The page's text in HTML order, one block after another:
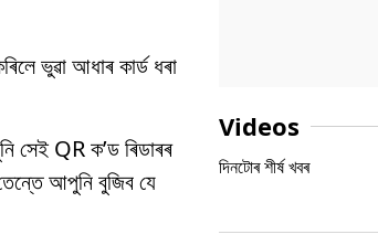
ভুৱা আধাৰ কাৰ্ড ধৰা
সেই QR ক’ড ৰিডাৰৰ
আপুনি বুজিব যে
Videos
দিনটোৰ শীৰ্ষ খবৰ